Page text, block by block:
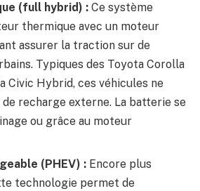
(full hybrid) : Ce système
thermique avec un moteur
assurer la traction sur de
Typiques des Toyota Corolla
Civic Hybrid, ces véhicules ne
recharge externe. La batterie se
ou grâce au moteur
(PHEV) : Encore plus
technologie permet de